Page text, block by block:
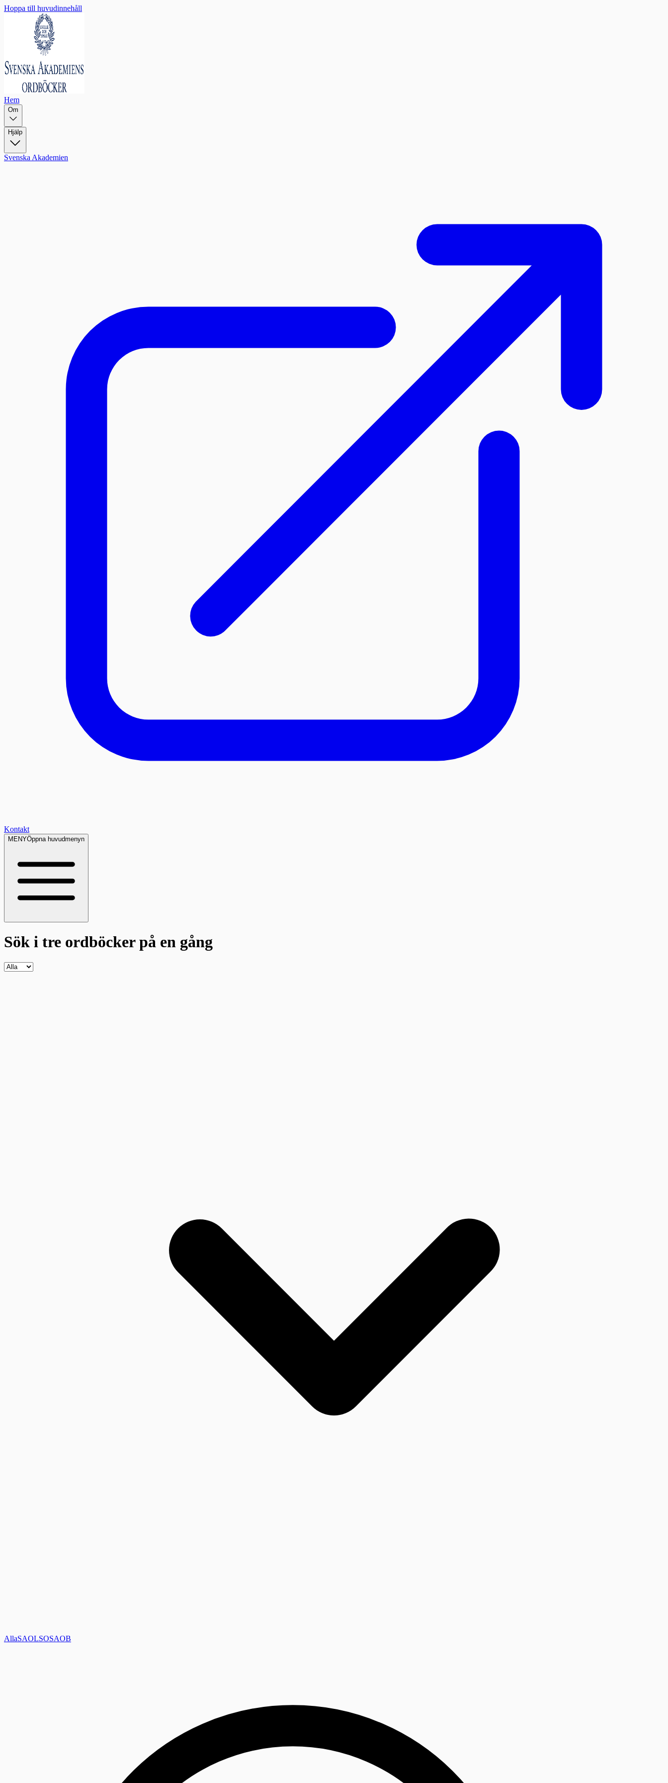
Hoppa till huvudinnehåll
Hem
Om
Hjälp
Svenska Akademien
Kontakt
MENYÖppna huvudmenyn
Sök i tre ordböckerpå en gång
AllaSAOLSOSAOB